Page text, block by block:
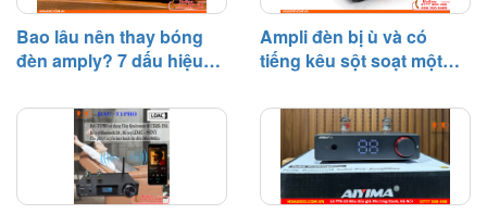
Bao lâu nên thay bóng
đèn amply? 7 dấu hiệu
Ampli đèn bị ù và có
tiếng kêu sột soạt một
cách khắc phục